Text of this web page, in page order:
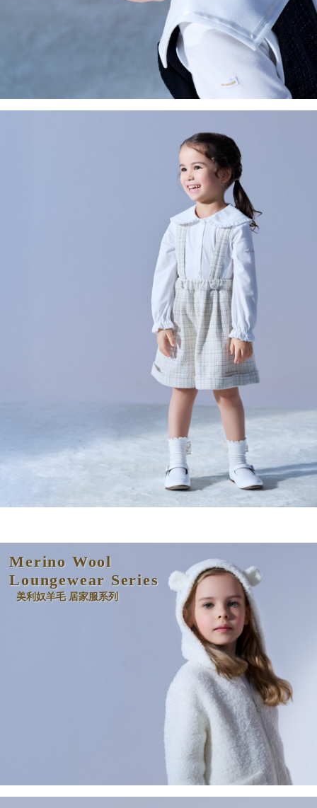
Merino Wool
Loungewear Series
美利奴羊毛 居家服系列